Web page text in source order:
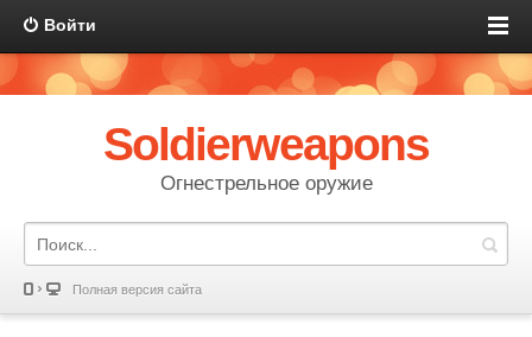
Войти
Soldierweapons
Огнестрельное оружие
Полная версия сайта